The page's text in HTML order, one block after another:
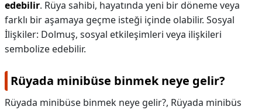
edebilir. Rüya sahibi, hayatında yeni bir döneme veya
farklı bir aşamaya geçme isteği içinde olabilir. Sosyal
İlişkiler: Dolmuş, sosyal etkileşimleri veya ilişkileri
sembolize edebilir.
Rüyada minibüse binmek neye gelir?
Rüyada minibüse binmek neye gelir?, Rüyada minibüs